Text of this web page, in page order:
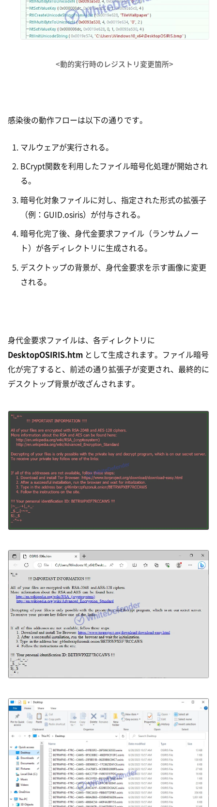
<動的実行時のレジストリ変更箇所>
感染後の動作フローは以下の通りです。
マルウェアが実行される。
BCrypt関数を利用したファイル暗号化処理が開始され
る。
暗号化対象ファイルに対し、指定された形式の拡張子
（例：GUID.osiris）が付与される。
暗号化完了後、身代金要求ファイル（ランサムノー
ト）が各ディレクトリに生成される。
デスクトップの背景が、身代金要求を示す画像に変更
される。
身代金要求ファイルは、各ディレクトリに
DesktopOSIRIS.htm として生成されます。ファイル暗号
化が完了すると、前述の通り拡張子が変更され、最終的に
デスクトップ背景が改ざんされます。